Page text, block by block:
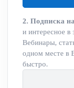
2. Подписка
и интересное
Вебинары,
одном месте в
быстро.